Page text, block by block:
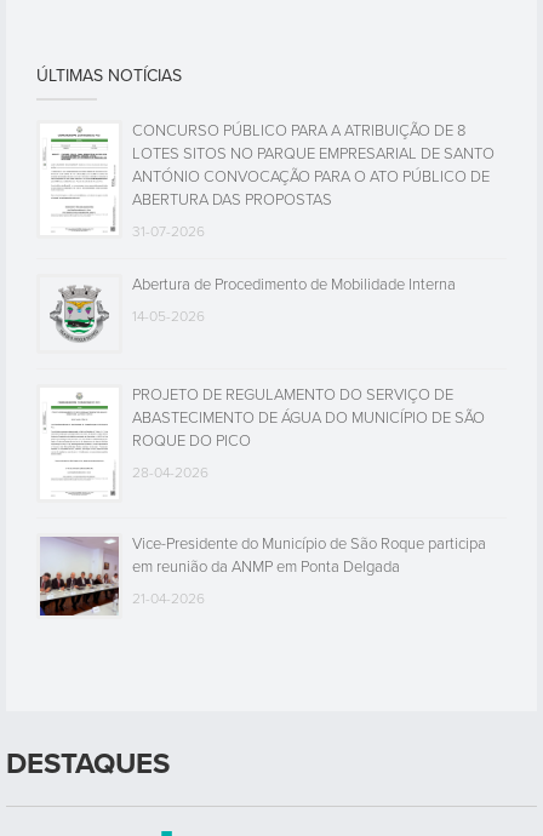
ÚLTIMAS NOTÍCIAS
CONCURSO PÚBLICO PARA A ATRIBUIÇÃO DE 8
LOTES SITOS NO PARQUE EMPRESARIAL DE SANTO
ANTÓNIO CONVOCAÇÃO PARA O ATO PÚBLICO DE
ABERTURA DAS PROPOSTAS
31-07-2026
Abertura de Procedimento de Mobilidade Interna
14-05-2026
PROJETO DE REGULAMENTO DO SERVIÇO DE
ABASTECIMENTO DE ÁGUA DO MUNICÍPIO DE SÃO
ROQUE DO PICO
28-04-2026
Vice-Presidente do Município de São Roque participa
em reunião da ANMP em Ponta Delgada
21-04-2026
DESTAQUES